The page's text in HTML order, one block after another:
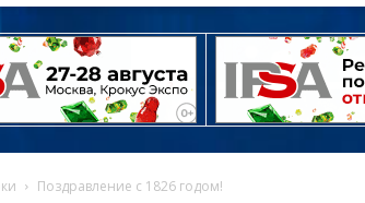
Поздравление с 1826 годом!